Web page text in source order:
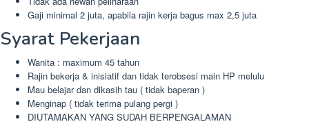
Gaji minimal 2 juta, apabila rajin kerja bagus max 2,5 juta
Syarat Pekerjaan
Wanita : maximum 45 tahun
Rajin bekerja & inisiatif dan tidak terobsesi main HP melulu
Mau belajar dan dikasih tau ( tidak baperan )
Menginap ( tidak terima pulang pergi )
DIUTAMAKAN YANG SUDAH BERPENGALAMAN